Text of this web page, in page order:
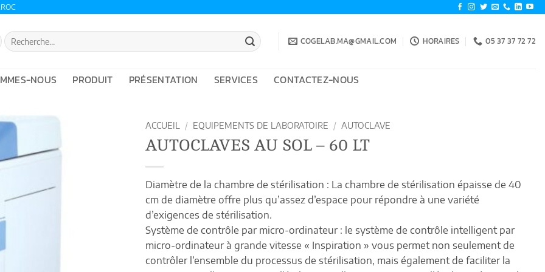
Recherche
pour :
COGELAB.MA@GMAIL.COM HORAIRES 05 37 37 72 72
NOUS PRODUIT PRÉSENTATION SERVICES CONTACTEZ-NOUS
ACCUEIL / EQUIPEMENTS DE LABORATOIRE / AUTOCLAVE
AUTOCLAVES AU SOL – 60 LT
Diamètre de la chambre de stérilisation : La chambre de stérilisation épaisse de 40
cm de diamètre offre plus qu’assez d’espace pour répondre à une variété
d’exigences de stérilisation.
Système de contrôle par micro-ordinateur : le système de contrôle intelligent par
micro-ordinateur à grande vitesse « Inspiration » vous permet non seulement de
contrôler l’ensemble du processus de stérilisation, mais également de faciliter la